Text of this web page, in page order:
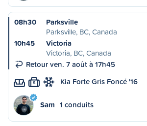
08h30
Parksville
Parksville, BC, Canada
10h45
Victoria
Victoria, BC, Canada
Retour ven. 7 août à 17h45
S Kia Forte Gris Foncé '16
Sam 1 conduits